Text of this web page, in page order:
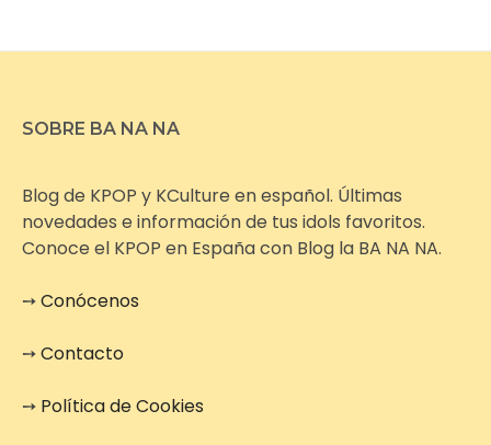
SOBRE BA NA NA
Blog de KPOP y KCulture en español. Últimas
novedades e información de tus idols favoritos.
Conoce el KPOP en España con Blog la BA NA NA.
➙Conócenos
➙Contacto
➙ Política de Cookies